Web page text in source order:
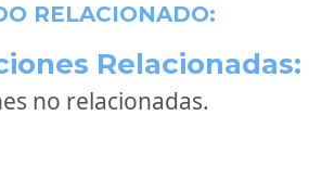
RELACIONADO:
Relacionadas:
no relacionadas.